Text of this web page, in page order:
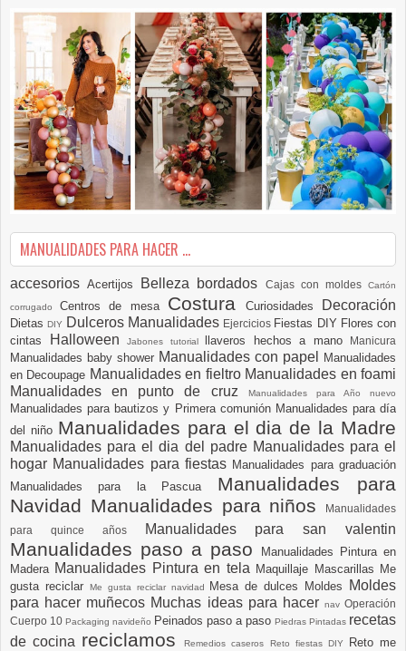
MANUALIDADES PARA HACER ...
accesoriosAcertijos Belleza bordados Cajas con moldesCartón
corrugadoCentros de mesa Costura Curiosidades Decoración
DietasDIY Dulceros Manualidades Ejercicios Fiestas DIY Flores con
cintas
Halloween Jabones tutorial llaveros hechos a mano Manicura
Manualidades baby shower Manualidades con papel
Manualidades
en Decoupage Manualidades en fieltro Manualidades en foami
Manualidades en punto de cruz
Manualidades para Año nuevo
Manualidades para bautizos y Primera comunión Manualidades para día
del niño Manualidades para el dia de la Madre
Manualidades para el dia del padre Manualidades para el
hogar Manualidades para fiestas Manualidades para graduación
Manualidades para la Pascua Manualidades para
Navidad Manualidades para niños
Manualidades
para quince años
Manualidades para san valentin
Manualidades paso a paso
Manualidades Pintura en
Madera Manualidades Pintura en tela Maquillaje Mascarillas Me
gusta reciclar
Me gusta reciclar navidad Mesa de dulces Moldes
Moldes
para hacer muñecos Muchas ideas para hacer nav Operación
Cuerpo 10 Packaging navideño Peinados paso a paso Piedras Pintadas recetas
de cocina reciclamosRemedios caseros Reto fiestas DIY
Reto me